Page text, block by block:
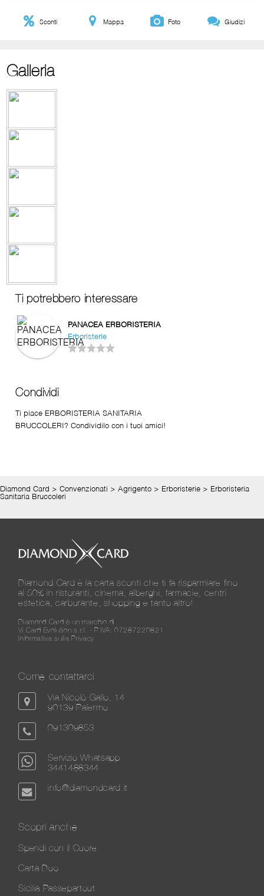
Sconti Mappa Foto Giudizi
Galleria
Ti potrebbero interessare
PANACEA ERBORISTERIA
Erboristerie
Condividi
Ti piace ERBORISTERIA SANITARIA
BRUCCOLERI? Condividilo con i tuoi amici!
Diamond Card > Convenzionati > Agrigento > Erboristerie > Erboristeria
Sanitaria Bruccoleri
Diamond Card è la carta sconti che ti fa risparmiare fino
al 50% in ristoranti, cinema, alberghi, farmacie, centri
estetica, carburante, shopping e tanto altro!
Diamond Card è un marchio di
Vi.Card Evolution s.r.l. - P.IVA: 07287220821
Informativa sulla Privacy
Come contattarci
Via Nicolò Gallo, 14
90139 Palermo
091309853
Servizio Whatsapp
3441488344
info@diamondcard.it
Scopri anche
Spendi con il Cuore
Carta Duo
Sicilia Passepartout